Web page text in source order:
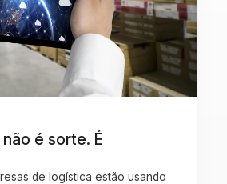
é sorte. É
de logística estão usando